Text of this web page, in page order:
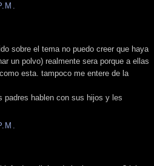
sobre el tema no puedo creer que haya
un polvo) realmente sera porque a ellas
esta. tampoco me entere de la
padres hablen con sus hijos y les